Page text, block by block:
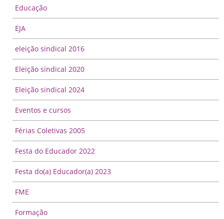
Educação
EJA
eleição sindical 2016
Eleição sindical 2020
Eleição sindical 2024
Eventos e cursos
Férias Coletivas 2005
Festa do Educador 2022
Festa do(a) Educador(a) 2023
FME
Formação